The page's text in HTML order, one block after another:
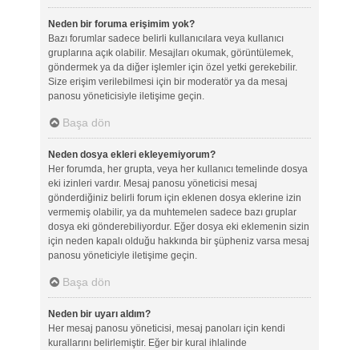
Neden bir foruma erişimim yok?
Bazı forumlar sadece belirli kullanıcılara veya kullanıcı
gruplarına açık olabilir. Mesajları okumak, görüntülemek,
göndermek ya da diğer işlemler için özel yetki gerekebilir.
Size erişim verilebilmesi için bir moderatör ya da mesaj
panosu yöneticisiyle iletişime geçin.
Başa dön
Neden dosya ekleri ekleyemiyorum?
Her forumda, her grupta, veya her kullanıcı temelinde dosya
eki izinleri vardır. Mesaj panosu yöneticisi mesaj
gönderdiğiniz belirli forum için eklenen dosya eklerine izin
vermemiş olabilir, ya da muhtemelen sadece bazı gruplar
dosya eki gönderebiliyordur. Eğer dosya eki eklemenin sizin
için neden kapalı olduğu hakkında bir şüpheniz varsa mesaj
panosu yöneticiyle iletişime geçin.
Başa dön
Neden bir uyarı aldım?
Her mesaj panosu yöneticisi, mesaj panoları için kendi
kurallarını belirlemiştir. Eğer bir kural ihlalinde